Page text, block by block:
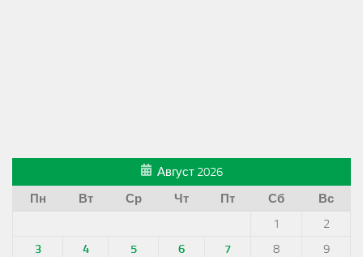
Август 2026
Пн
Вт Ср Чт Пт Сб
Вс
1
2
3
4 5 6 7 8
9